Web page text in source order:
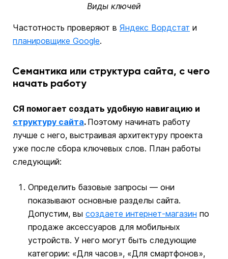
Виды ключей
Частотность проверяют в Яндекс Вордстат и
планировщике Google.
Семантика или структура сайта, с чего
начать работу
СЯ помогает создать удобную навигацию и
структуру сайта. Поэтому начинать работу
лучше с него, выстраивая архитектуру проекта
уже после сбора ключевых слов. План работы
следующий:
Определить базовые запросы — они
показывают основные разделы сайта.
Допустим, вы создаете интернет-магазин по
продаже аксессуаров для мобильных
устройств. У него могут быть следующие
категории: «Для часов», «Для смартфонов»,